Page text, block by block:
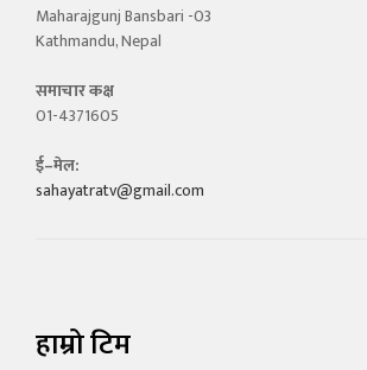
Maharajgunj Bansbari -03
Kathmandu, Nepal
समाचार कक्ष
01-4371605
ई–मेल:
sahayatratv@gmail.com
हाम्रो टिम